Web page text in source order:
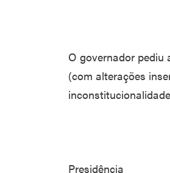
O governador pediu
(com alterações
Presidência